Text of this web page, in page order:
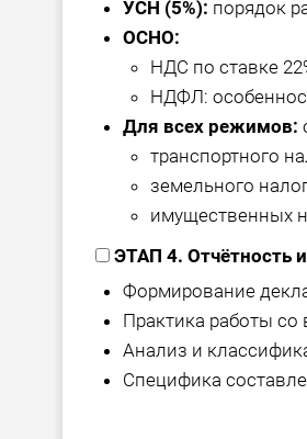
УСН (5%): порядок
ОСНО:
НДС по ставке
НДФЛ:
Для всех режимов:
транспортного
земельного
имущественных
ЭТАП 4. Отчётность
Формирование
Практика работы со
Анализ и
Специфика